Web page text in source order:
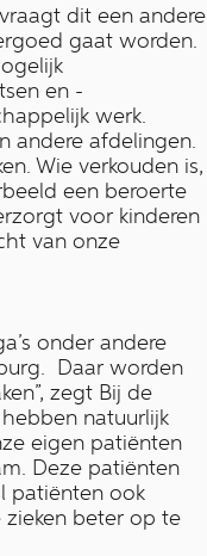
dit een andere
gaat worden.
en -
werk.
andere afdelingen.
Wie verkouden is,
een beroerte
voor kinderen
van onze
onder andere
Daar worden
zegt Bij de
natuurlijk
eigen patiënten
Deze patiënten
patiënten ook
beter op te